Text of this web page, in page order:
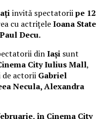
invită spectatoriipe 12
cu actrițeleIoana State
Decu.
dinIași sunt
City Iulius Mall,
de actorii Gabriel
Necula, Alexandra
în Cinema City